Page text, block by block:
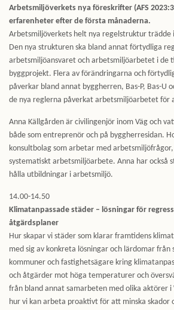
Arbetsmiljöverkets nya föreskrifter (AFS
erfarenheter efter de första månaderna.
Arbetsmiljöverkets helt nya regelstruktur trädde
Den nya strukturen ska bland annat förtydliga
arbetsmiljöansvaret och arbetsmiljöarbetet i de
byggprojekt. Flera av förändringarna och
påverkar bland annat byggherren, Bas-P, Bas-U
de nya reglerna påverkat arbetsmiljöarbetet för
Anna Källgården är civilingenjör inom Väg och
både som entreprenör och på byggherresidan.
konsultbolag som arbetar med
systematiskt arbetsmiljöarbete. Anna har också
hålla utbildningar i arbetsmiljö.
14.00-14.50
Klimatanpassade städer – lösningar för
åtgärdsplaner
Hur skapar vi städer som klarar framtidens
med sig av konkreta lösningar och lärdomar från
kommuner och fastighetsägare kring
och åtgärder mot höga temperaturer och
från bland annat samarbeten med olika aktörer i
hur vi kan arbeta proaktivt för att minska skador